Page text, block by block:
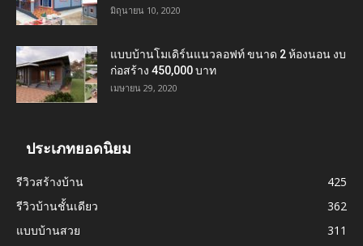
มิถุนายน 10, 2020
แบบบ้านโมเดิร์นแนวลอฟท์ ขนาด 2 ห้องนอน งบ
ก่อสร้าง 450,000 บาท
เมษายน 29, 2020
ประเภทยอดนิยม
รีวิวสร้างบ้าน
425
รีวิวบ้านชั้นเดียว
362
แบบบ้านสวย
311